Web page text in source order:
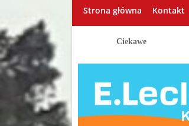
Strona główna Kontakt
Ciekawe